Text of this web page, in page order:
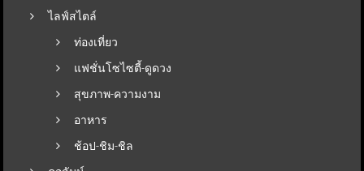
ไลฟ์สไตล์
ท่องเที่ยว
แฟชั่นโซไซตี้-ดูดวง
สุขภาพ-ความงาม
อาหาร
ช้อป-ชิม-ชิล